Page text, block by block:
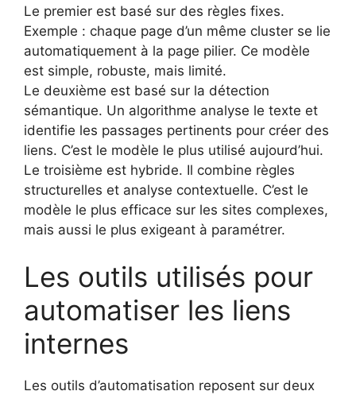
Le premier est basé sur des règles fixes.
Exemple : chaque page d’un même cluster se lie
automatiquement à la page pilier. Ce modèle
est simple, robuste, mais limité.
Le deuxième est basé sur la détection
sémantique. Un algorithme analyse le texte et
identifie les passages pertinents pour créer des
liens. C’est le modèle le plus utilisé aujourd’hui.
Le troisième est hybride. Il combine règles
structurelles et analyse contextuelle. C’est le
modèle le plus efficace sur les sites complexes,
mais aussi le plus exigeant à paramétrer.
Les outils utilisés pour
automatiser les liens
internes
Les outils d’automatisation reposent sur deux